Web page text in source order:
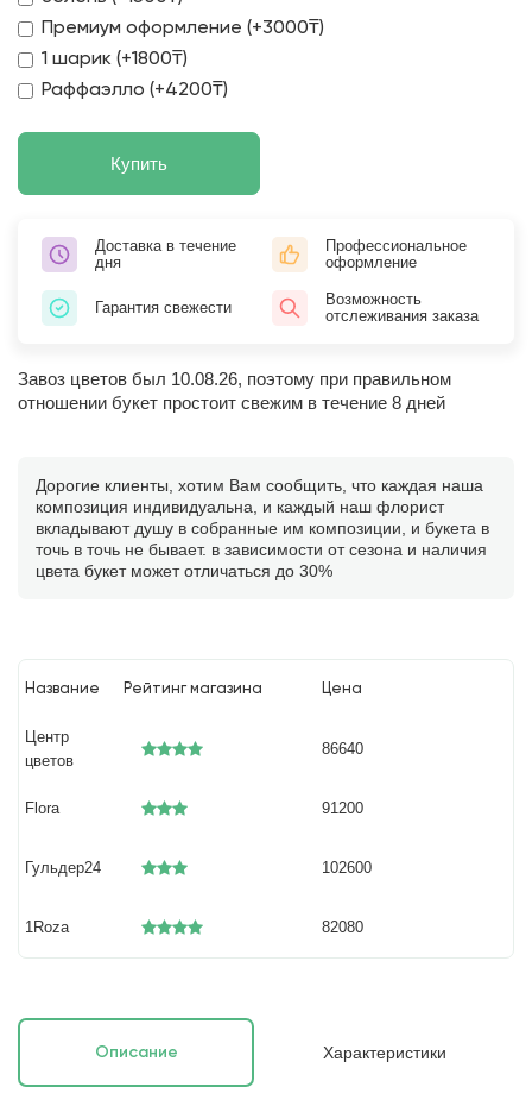
Премиум оформление (+3000₸)
1 шарик (+1800₸)
Раффаэлло (+4200₸)
Купить
Доставка в течение
дня
Профессиональное
оформление
Гарантия свежести
Возможность
отслеживания заказа
Завоз цветов был 10.08.26, поэтому при правильном
отношении букет простоит свежим в течение 8 дней
Дорогие клиенты, хотим Вам сообщить, что каждая наша
композиция индивидуальна, и каждый наш флорист
вкладывают душу в собранные им композиции, и букета в
точь в точь не бывает. в зависимости от сезона и наличия
цвета букет может отличаться до 30%
Название Рейтинг магазина Цена
Центр
цветов
86640
Flora 91200
Гульдер24 102600
1Roza 82080
Описание Характеристики